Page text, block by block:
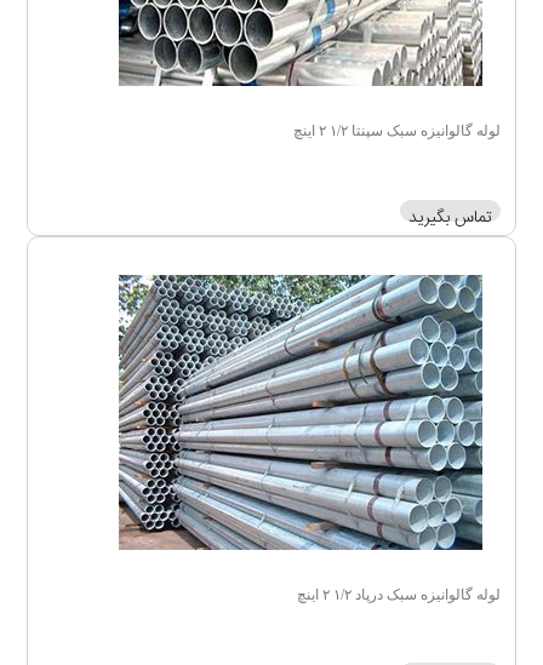
لوله گالوانیزه سبک سپنتا ۱/۲ ۲ اینچ
تماس بگیرید
لوله گالوانیزه سبک درپاد ۱/۲ ۲ اینچ